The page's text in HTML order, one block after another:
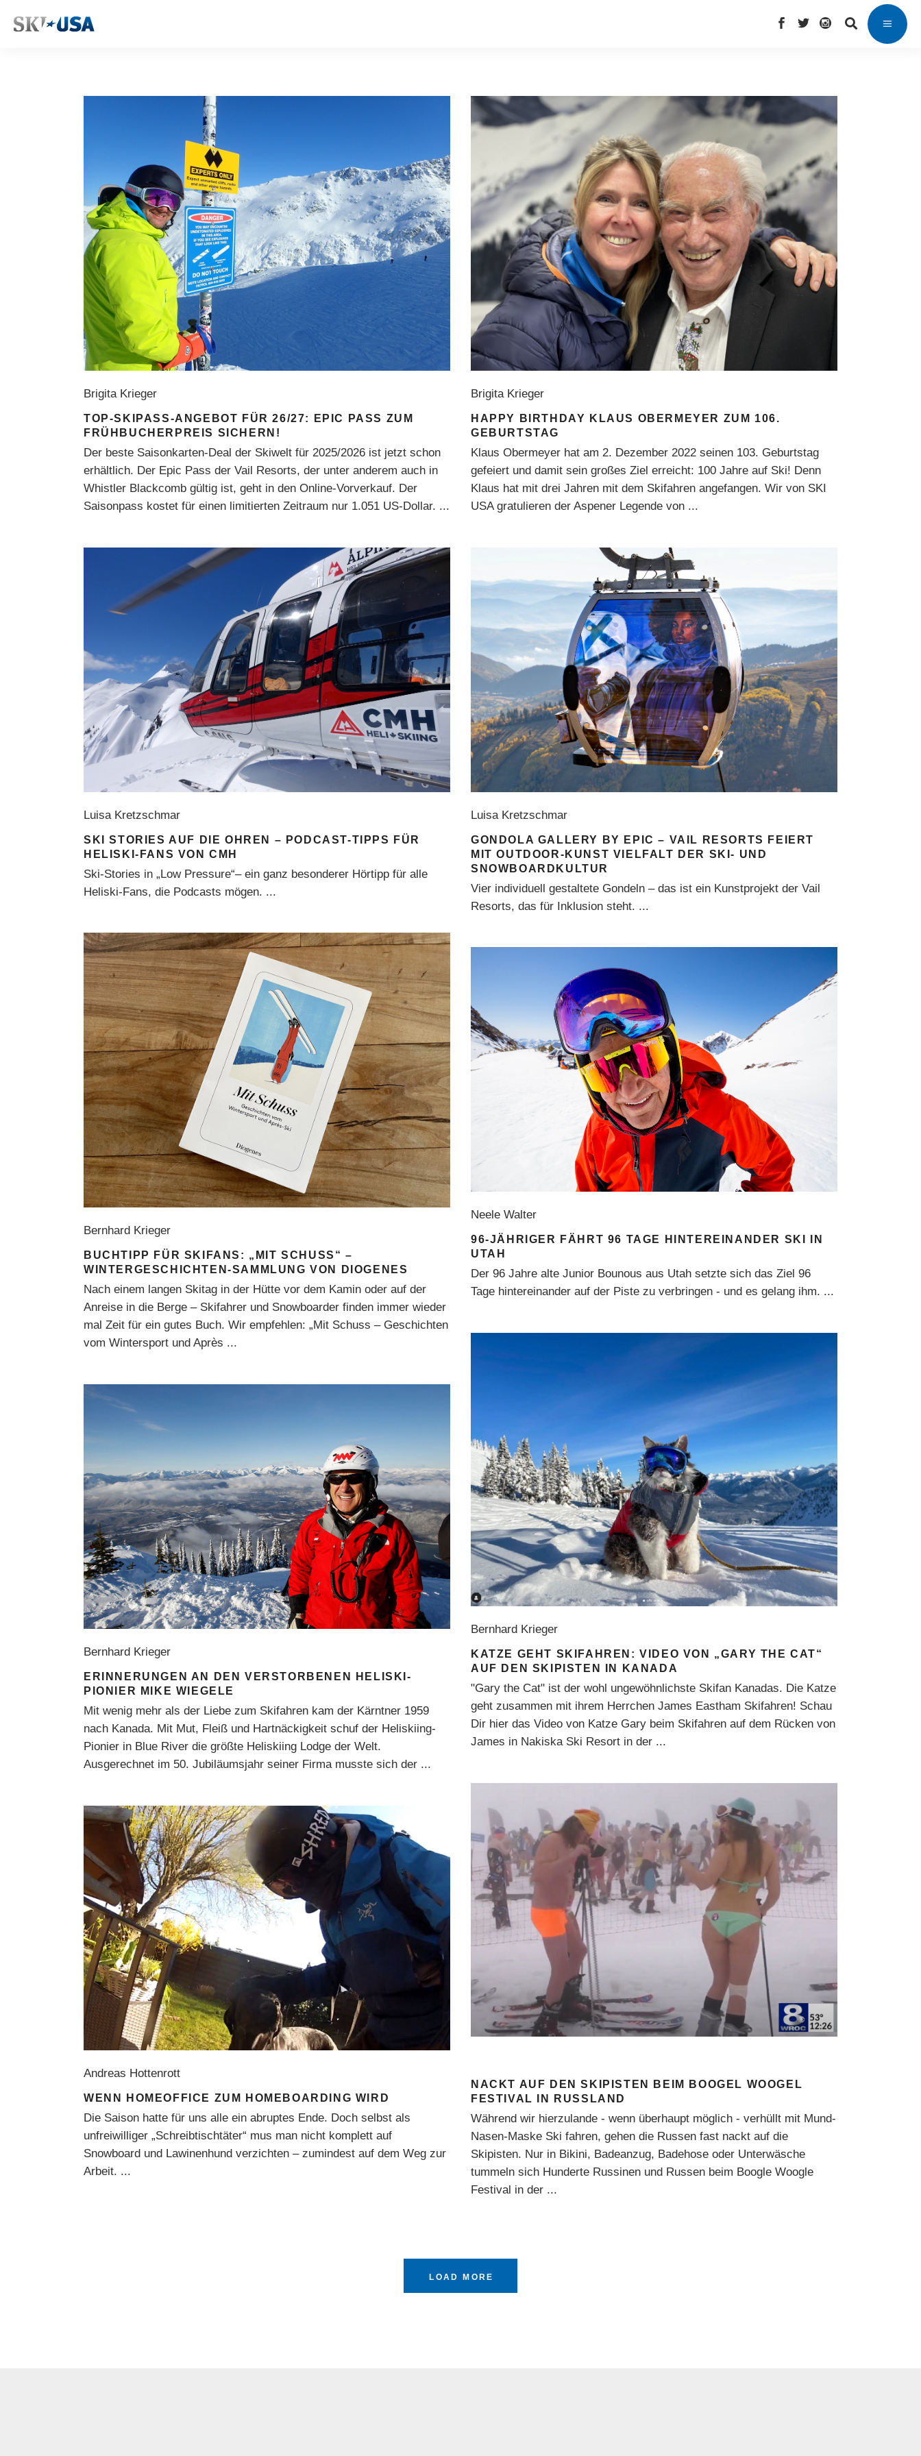
Brigita Krieger
TOP-SKIPASS-ANGEBOT FÜR 26/27: EPIC PASS ZUM
FRÜHBUCHERPREIS SICHERN!
Der beste Saisonkarten-Deal der Skiwelt für 2025/2026 ist jetzt schon
erhältlich. Der Epic Pass der Vail Resorts, der unter anderem auch in
Whistler Blackcomb gültig ist, geht in den Online-Vorverkauf. Der
Saisonpass kostet für einen limitierten Zeitraum nur 1.051 US-Dollar.
Brigita Krieger
HAPPY BIRTHDAY KLAUS OBERMEYER ZUM 106.
GEBURTSTAG
Klaus Obermeyer hat am 2. Dezember 2022 seinen 103. Geburtstag
gefeiert und damit sein großes Ziel erreicht: 100 Jahre auf Ski! Denn
Klaus hat mit drei Jahren mit dem Skifahren angefangen. Wir von SKI
USA gratulieren der Aspener Legende von
Luisa Kretzschmar
SKI STORIES AUF DIE OHREN – PODCAST-TIPPS FÜR
HELISKI-FANS VON CMH
Ski-Stories in „Low Pressure“– ein ganz besonderer Hörtipp für alle
Heliski-Fans, die Podcasts mögen.
Luisa Kretzschmar
GONDOLA GALLERY BY EPIC – VAIL RESORTS FEIERT
MIT OUTDOOR-KUNST VIELFALT DER SKI- UND
SNOWBOARDKULTUR
Vier individuell gestaltete Gondeln – das ist ein Kunstprojekt der Vail
Resorts, das für Inklusion steht.
Bernhard Krieger
BUCHTIPP FÜR SKIFANS: „MIT SCHUSS“ –
WINTERGESCHICHTEN-SAMMLUNG VON DIOGENES
Nach einem langen Skitag in der Hütte vor dem Kamin oder auf der
Anreise in die Berge – Skifahrer und Snowboarder finden immer wieder
mal Zeit für ein gutes Buch. Wir empfehlen: „Mit Schuss – Geschichten
vom Wintersport und Après
Neele Walter
96-JÄHRIGER FÄHRT 96 TAGE HINTEREINANDER SKI IN
UTAH
Der 96 Jahre alte Junior Bounous aus Utah setzte sich das Ziel 96
Tage hintereinander auf der Piste zu verbringen - und es gelang ihm.
Bernhard Krieger
KATZE GEHT SKIFAHREN: VIDEO VON „GARY THE CAT“
AUF DEN SKIPISTEN IN KANADA
"Gary the Cat" ist der wohl ungewöhnlichste Skifan Kanadas. Die Katze
geht zusammen mit ihrem Herrchen James Eastham Skifahren! Schau
Dir hier das Video von Katze Gary beim Skifahren auf dem Rücken von
James in Nakiska Ski Resort in der
Bernhard Krieger
ERINNERUNGEN AN DEN VERSTORBENEN HELISKI-
PIONIER MIKE WIEGELE
Mit wenig mehr als der Liebe zum Skifahren kam der Kärntner 1959
nach Kanada. Mit Mut, Fleiß und Hartnäckigkeit schuf der Heliskiing-
Pionier in Blue River die größte Heliskiing Lodge der Welt.
Ausgerechnet im 50. Jubiläumsjahr seiner Firma musste sich der
NACKT AUF DEN SKIPISTEN BEIM BOOGEL WOOGEL
FESTIVAL IN RUSSLAND
Während wir hierzulande - wenn überhaupt möglich - verhüllt mit Mund-
Nasen-Maske Ski fahren, gehen die Russen fast nackt auf die
Skipisten. Nur in Bikini, Badeanzug, Badehose oder Unterwäsche
tummeln sich Hunderte Russinen und Russen beim Boogle Woogle
Festival in der
Andreas Hottenrott
WENN HOMEOFFICE ZUM HOMEBOARDING WIRD
Die Saison hatte für uns alle ein abruptes Ende. Doch selbst als
unfreiwilliger „Schreibtischtäter“ mus man nicht komplett auf
Snowboard und Lawinenhund verzichten – zumindest auf dem Weg zur
Arbeit.
LOAD MORE